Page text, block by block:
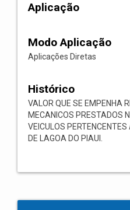
Aplicação
Modo Aplicação
Aplicações Diretas
Histórico
VALOR QUE SE EMPENHA
MECANICOS PRESTADOS
VEICULOS
DE LAGOA DO PIAUI.